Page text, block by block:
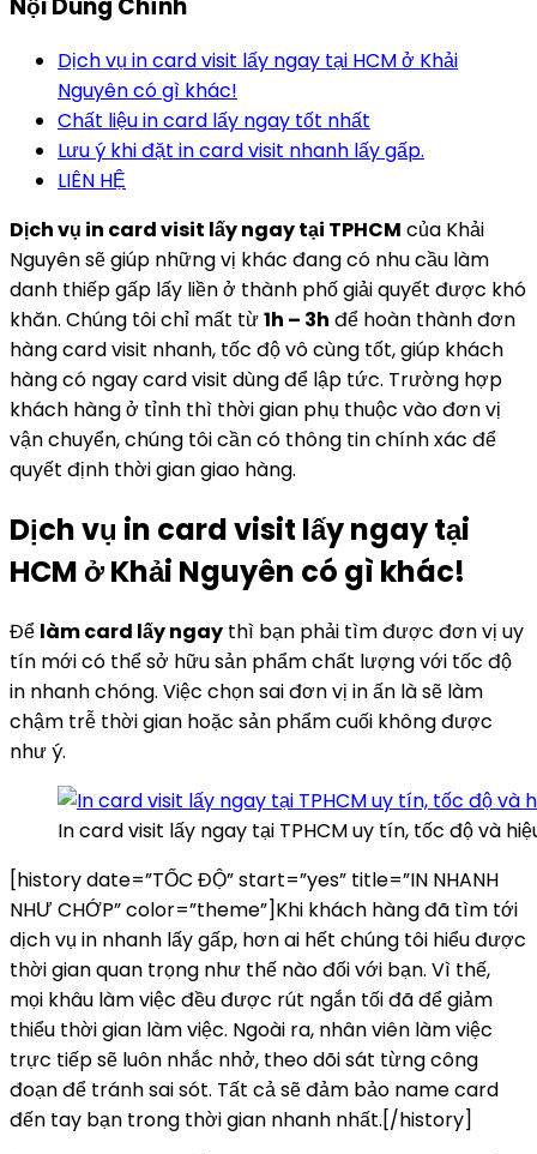
Dịch vụ in card visit lấy ngay tại HCM ở Khải
Nguyên có gì khác!
Chất liệu in card lấy ngay tốt nhất
Lưu ý khi đặt in card visit nhanh lấy gấp.
LIÊN HỆ
Dịch vụ in card visit lấy ngay tại TPHCM của Khải
Nguyên sẽ giúp những vị khác đang có nhu cầu làm
danh thiếp gấp lấy liền ở thành phố giải quyết được khó
khăn. Chúng tôi chỉ mất từ1h – 3h để hoàn thành đơn
hàng card visit nhanh, tốc độ vô cùng tốt, giúp khách
hàng có ngay card visit dùng để lập tức. Trường hợp
khách hàng ở tỉnh thì thời gian phụ thuộc vào đơn vị
vận chuyển, chúng tôi cần có thông tin chính xác để
quyết định thời gian giao hàng.
Dịch vụ in card visit lấy ngay tại
HCM ở Khải Nguyên có gì khác!
Để làm card lấy ngay thì bạn phải tìm được đơn vị uy
tín mới có thể sở hữu sản phẩm chất lượng với tốc độ
in nhanh chóng. Việc chọn sai đơn vị in ấn là sẽ làm
chậm trễ thời gian hoặc sản phẩm cuối không được
như ý.
In card visit lấy ngay tại TPHCM uy tín, tốc độ và
[history date=”TỐC ĐỘ” start=”yes” title=”IN NHANH
NHƯ CHỚP” color=”theme”]Khi khách hàng đã tìm tới
dịch vụ in nhanh lấy gấp, hơn ai hết chúng tôi hiểu được
thời gian quan trọng như thế nào đối với bạn. Vì thế,
mọi khâu làm việc đều được rút ngắn tối đã để giảm
thiểu thời gian làm việc. Ngoài ra, nhân viên làm việc
trực tiếp sẽ luôn nhắc nhở, theo dõi sát từng công
đoạn để tránh sai sót. Tất cả sẽ đảm bảo name card
đến tay bạn trong thời gian nhanh nhất.[/history]